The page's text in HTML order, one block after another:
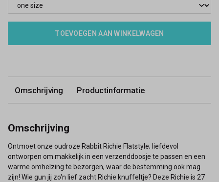
TOEVOEGEN AAN WINKELWAGEN
Omschrijving Productinformatie
Omschrijving
Ontmoet onze oudroze Rabbit Richie Flatstyle; liefdevol
ontworpen om makkelijk in een verzenddoosje te passen en een
warme omhelzing te bezorgen, waar de bestemming ook mag
zijn! Wie gun jij zo'n lief zacht Richie knuffeltje? Deze Richie is 27